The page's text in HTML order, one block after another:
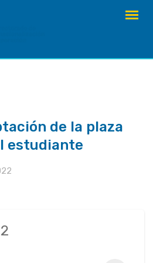
de la plaza
estudiante